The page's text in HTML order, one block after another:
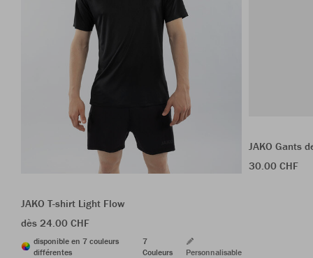
JAKO T-shirt Light Flow
dès 24.00 CHF
disponible en 7 couleurs
différentes
7
Couleurs
Personnalisable
JAKO Gants
30.00 CHF